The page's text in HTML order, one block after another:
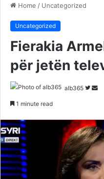
Home / Uncategorized
Uncategorized
Fierakia
për jetën
alb365
1 minute read